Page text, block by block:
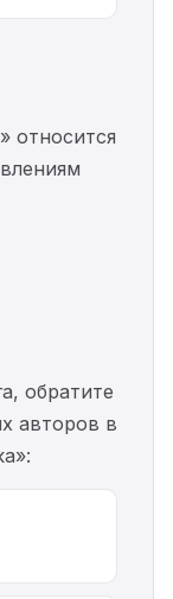
относится
обратите
авторов в